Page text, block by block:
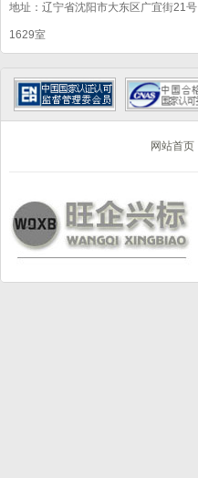
地址：辽宁省沈阳市大东区广宜街21号
1629室
网站首页